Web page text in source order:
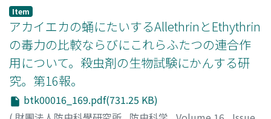
エ, ユウゾウ
Item
アカイエカの蛹にたいするAllethrinとEthythrin
の毒力の比較ならびにこれらふたつの連合作
用について。殺虫剤の生物試験にかんする研
究。第16報。
btk00016_169.pdf(731.25 KB)